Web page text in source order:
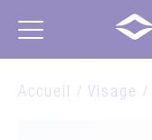
Accueil / Visage /
Panneau de gestion des